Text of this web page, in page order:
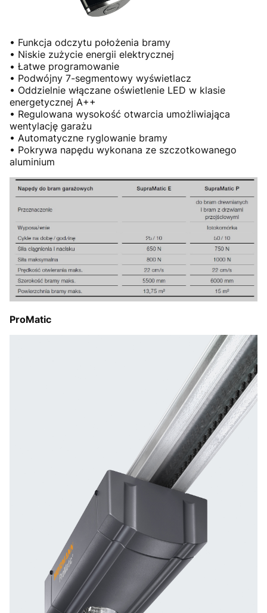
• Funkcja odczytu położenia bramy
• Niskie zużycie energii elektrycznej
• Łatwe programowanie
• Podwójny 7-segmentowy wyświetlacz
• Oddzielnie włączane oświetlenie LED w klasie
energetycznej A++
• Regulowana wysokość otwarcia umożliwiająca
wentylację garażu
• Automatyczne ryglowanie bramy
• Pokrywa napędu wykonana ze szczotkowanego
aluminium
ProMatic